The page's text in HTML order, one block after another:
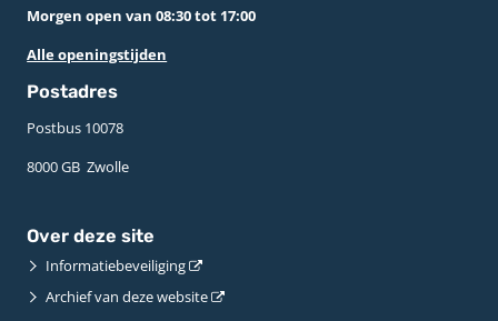
Morgen open van 08:30 tot 17:00
Alle openingstijden
Postadres
Postbus 10078 ­
8000 GB ­ Zwolle
Over deze site
Informatiebeveiliging
Archief van deze website